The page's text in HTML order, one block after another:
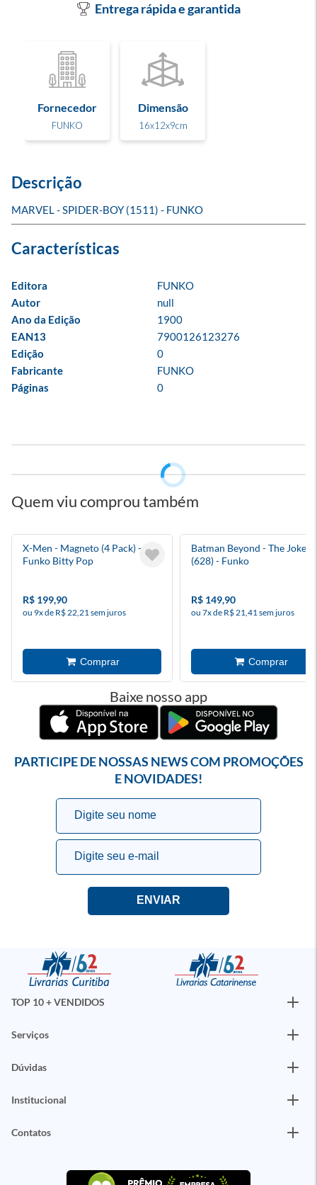
Entrega rápida e garantida
Fornecedor
FUNKO
Dimensão
16x12x9cm
Descrição
MARVEL - SPIDER-BOY (1511) - FUNKO
Editora
FUNKO
Autor
null
Ano da Edição
1900
EAN13
7900126123276
Edição
0
Fabricante
FUNKO
Páginas
0
Quem viu comprou também
X-Men - Magneto (4 Pack) -
Funko Bitty Pop
R$ 199,90
ou 9x de R$ 22,21 sem juros
Batman Beyond - The Joker
(628) - Funko
R$ 149,90
ou 7x de R$ 21,41 sem juros
Baixe nosso app
PARTICIPE DE NOSSAS NEWS COM PROMOÇÕES
E NOVIDADES!
TOP 10 + VENDIDOS
Serviços
Dúvidas
Institucional
Contatos